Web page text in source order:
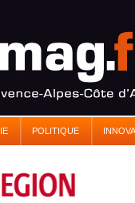
POLITIQUE